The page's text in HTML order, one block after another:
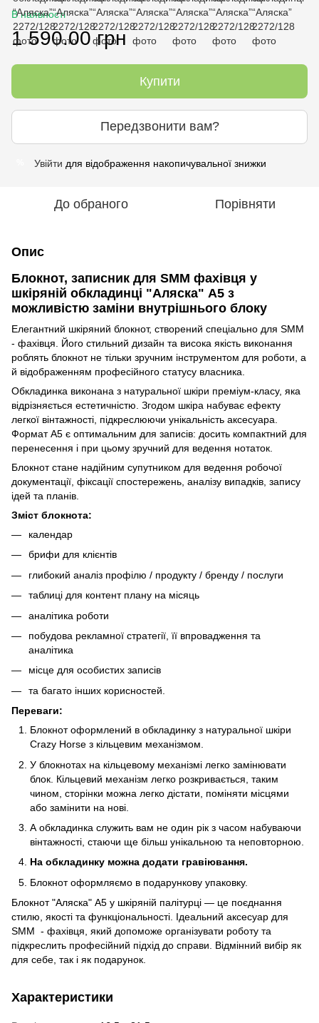
В наявності
1 590.00 грн
Купити
Передзвонити вам?
Увійти для відображення накопичувальної знижки
До обраного Порівняти
Опис
Блокнот, записник для SMM фахівця у
шкіряній обкладинці "Аляска" А5 з
можливістю заміни внутрішнього блоку
Елегантний шкіряний блокнот, створений спеціально для SMM
- фахівця. Його стильний дизайн та висока якість виконання
роблять блокнот не тільки зручним інструментом для роботи, а
й відображенням професійного статусу власника.
Обкладинка виконана з натуральної шкіри преміум-класу, яка
відрізняється естетичністю. Згодом шкіра набуває ефекту
легкої вінтажності, підкреслюючи унікальність аксесуара.
Формат А5 є оптимальним для записів: досить компактний для
перенесення і при цьому зручний для ведення нотаток.
Блокнот стане надійним супутником для ведення робочої
документації, фіксації спостережень, аналізу випадків, запису
ідей та планів.
Зміст блокнота:
календар
брифи для клієнтів
глибокий аналіз профілю / продукту / бренду / послуги
таблиці для контент плану на місяць
аналітика роботи
побудова рекламної стратегії, її впровадження та
аналітика
місце для особистих записів
та багато інших корисностей.
Переваги:
Блокнот оформлений в обкладинку з натуральної шкіри
Crazy Horse з кільцевим механізмом.
У блокнотах на кільцевому механізмі легко замінювати
блок. Кільцевий механізм легко розкривається, таким
чином, сторінки можна легко дістати, поміняти місцями
або замінити на нові.
А обкладинка служить вам не один рік з часом набуваючи
вінтажності, стаючи ще більш унікальною та неповторною.
На обкладинку можна додати гравіювання.
Блокнот оформляємо в подарункову упаковку.
Блокнот "Аляска" А5 у шкіряній палітурці — це поєднання
стилю, якості та функціональності. Ідеальний аксесуар для
SMM - фахівця, який допоможе організувати роботу та
підкреслить професійний підхід до справи. Відмінний вибір як
для себе, так і як подарунок.
Характеристики